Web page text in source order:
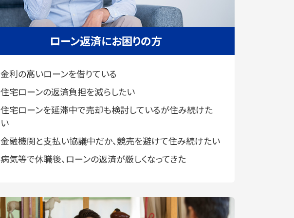
ローン返済にお困りの方
金利の高いローンを借りている
住宅ローンの返済負担を減らしたい
住宅ローンを延滞中で売却も検討しているが住み続けた
い
金融機関と支払い協議中だか、競売を避けて住み続けたい
病気等で休職後、ローンの返済が厳しくなってきた